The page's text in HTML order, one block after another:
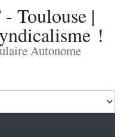
Toulouse |
!
Autonome